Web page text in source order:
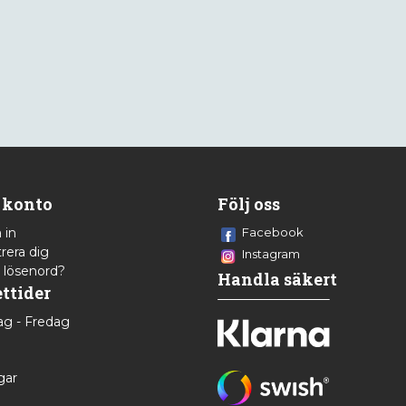
in
dig
- Fredag
Följ oss
Facebook
Instagram
Handla säkert